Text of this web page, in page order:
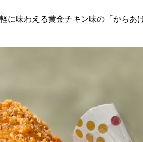
味わえる黄金チキン味の「から